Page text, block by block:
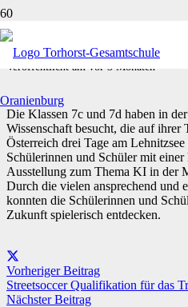
MS Wissenschaft
Veröffentlicht am vor 3 Monaten
Die Klassen 7c und 7d haben in
Wissenschaft besucht, die auf ihrer
Österreich drei Tage am
Schülerinnen und Schüler mit
Ausstellung zum Thema KI in der
Durch die vielen ansprechend und
konnten die Schülerinnen und
Zukunft spielerisch entdecken.
Vorheriger Beitrag
Streetsoccer Qualifikation für das
Nächster Beitrag